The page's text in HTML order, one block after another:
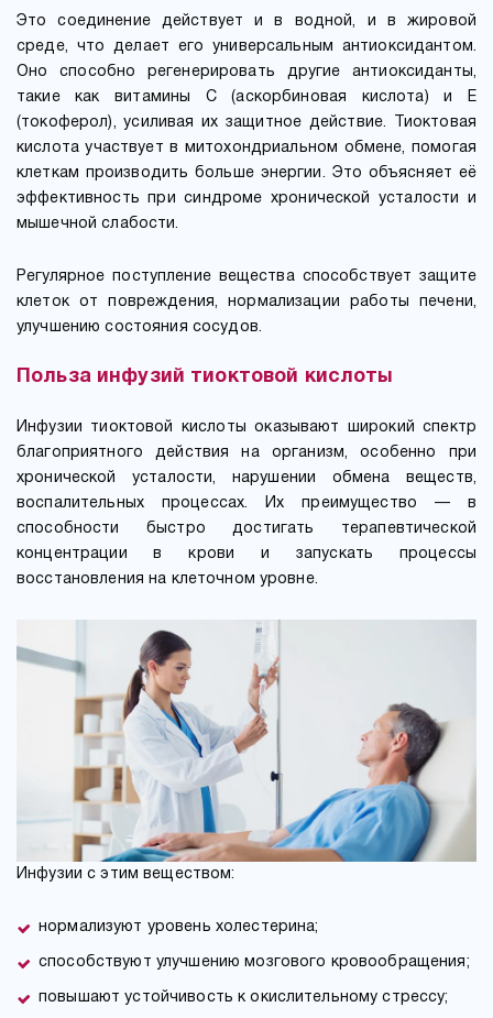
Это соединение действует и в водной, и в жировой
среде, что делает его универсальным антиоксидантом.
Оно способно регенерировать другие антиоксиданты,
такие как витамины C (аскорбиновая кислота) и E
(токоферол), усиливая их защитное действие. Тиоктовая
кислота участвует в митохондриальном обмене, помогая
клеткам производить больше энергии. Это объясняет её
эффективность при синдроме хронической усталости и
мышечной слабости.
Регулярное поступление вещества способствует защите
клеток от повреждения, нормализации работы печени,
улучшению состояния сосудов.
Польза инфузий тиоктовой кислоты
Инфузии тиоктовой кислоты оказывают широкий спектр
благоприятного действия на организм, особенно при
хронической усталости, нарушении обмена веществ,
воспалительных процессах. Их преимущество — в
способности быстро достигать терапевтической
концентрации в крови и запускать процессы
восстановления на клеточном уровне.
Инфузии с этим веществом:
нормализуют уровень холестерина;
способствуют улучшению мозгового кровообращения;
повышают устойчивость к окислительному стрессу;